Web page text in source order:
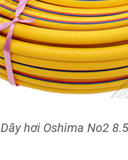
Dây hơi Oshima No2